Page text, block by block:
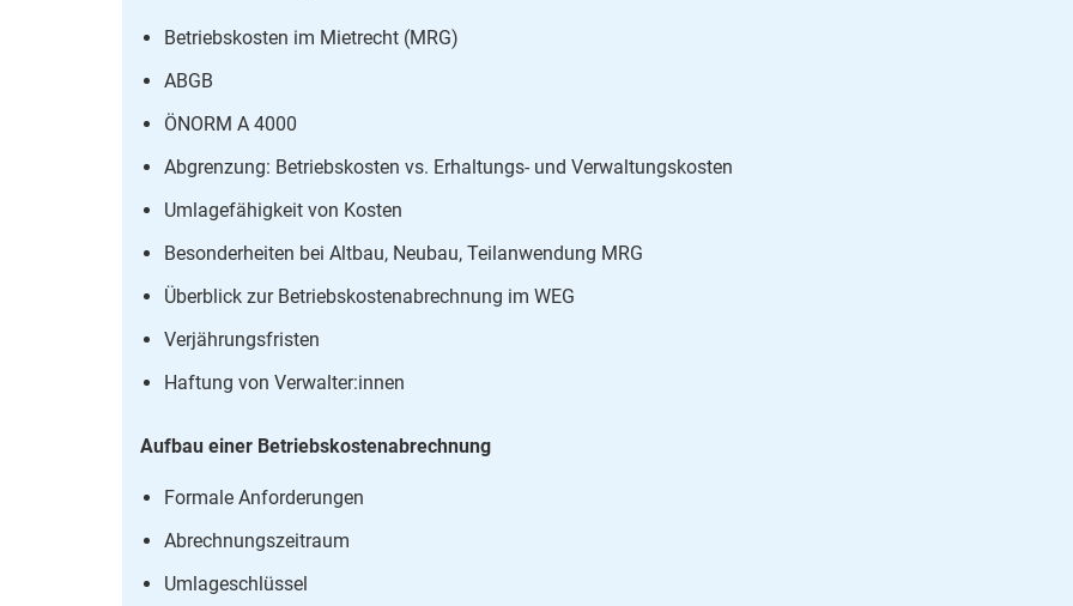
Betriebskosten im Mietrecht (MRG)
ABGB
ÖNORM A 4000
Abgrenzung: Betriebskosten vs. Erhaltungs- und Verwaltungskosten
Umlagefähigkeit von Kosten
Besonderheiten bei Altbau, Neubau, Teilanwendung MRG
Überblick zur Betriebskostenabrechnung im WEG
Verjährungsfristen
Haftung von Verwalter:innen
Aufbau einer Betriebskostenabrechnung
Formale Anforderungen
Abrechnungszeitraum
Umlageschlüssel